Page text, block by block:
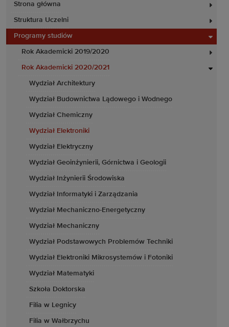
Strona główna
Struktura Uczelni
Programy studiów
Rok Akademicki 2019/2020
Rok Akademicki 2020/2021
Wydział Architektury
Wydział Budownictwa Lądowego i Wodnego
Wydział Chemiczny
Wydział Elektroniki
Wydział Elektryczny
Wydział Geoinżynierii, Górnictwa i Geologii
Wydział Inżynierii Środowiska
Wydział Informatyki i Zarządzania
Wydział Mechaniczno-Energetyczny
Wydział Mechaniczny
Wydział Podstawowych Problemów Techniki
Wydział Elektroniki Mikrosystemów i Fotoniki
Wydział Matematyki
Szkoła Doktorska
Filia w Legnicy
Filia w Wałbrzychu